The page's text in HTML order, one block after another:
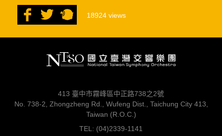
18924 views
413 臺中市霧峰區中正路738之2號
No. 738-2, Zhongzheng Rd., Wufeng Dist., Taichung City 413,
Taiwan (R.O.C.)
TEL: (04)2339-1141